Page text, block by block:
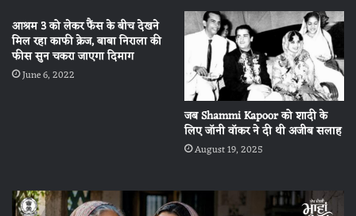
आश्रम 3 को लेकर फैंस के बीच देखने
मिल रहा काफी क्रेज, बाबा निराला की
फीस सुन चकरा जाएगा दिमाग
June 6, 2022
जब Shammi Kapoor को शादी के
लिए जॉनी वॉकर ने दी थी अजीब सलाह
August 19, 2025